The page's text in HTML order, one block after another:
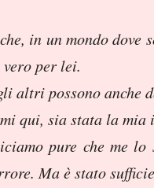
in un mondo
per lei.
altri possono anche
qui, sia stata la
pure che me
Ma è stato